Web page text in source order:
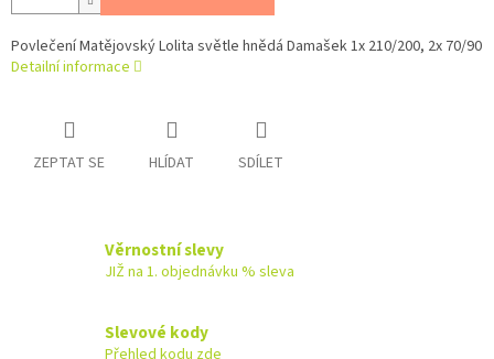
Povlečení Matějovský Lolita světle hnědá Damašek 1x 210/200, 2x 70/90
Detailní informace
ZEPTAT SE HLÍDAT SDÍLET
Věrnostní slevy
JIŽ na 1. objednávku % sleva
Slevové kody
Přehled kodu zde